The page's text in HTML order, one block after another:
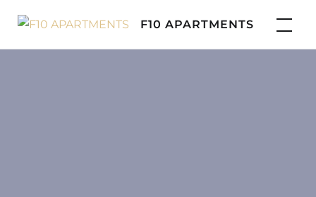
content
F10 APARTMENTS